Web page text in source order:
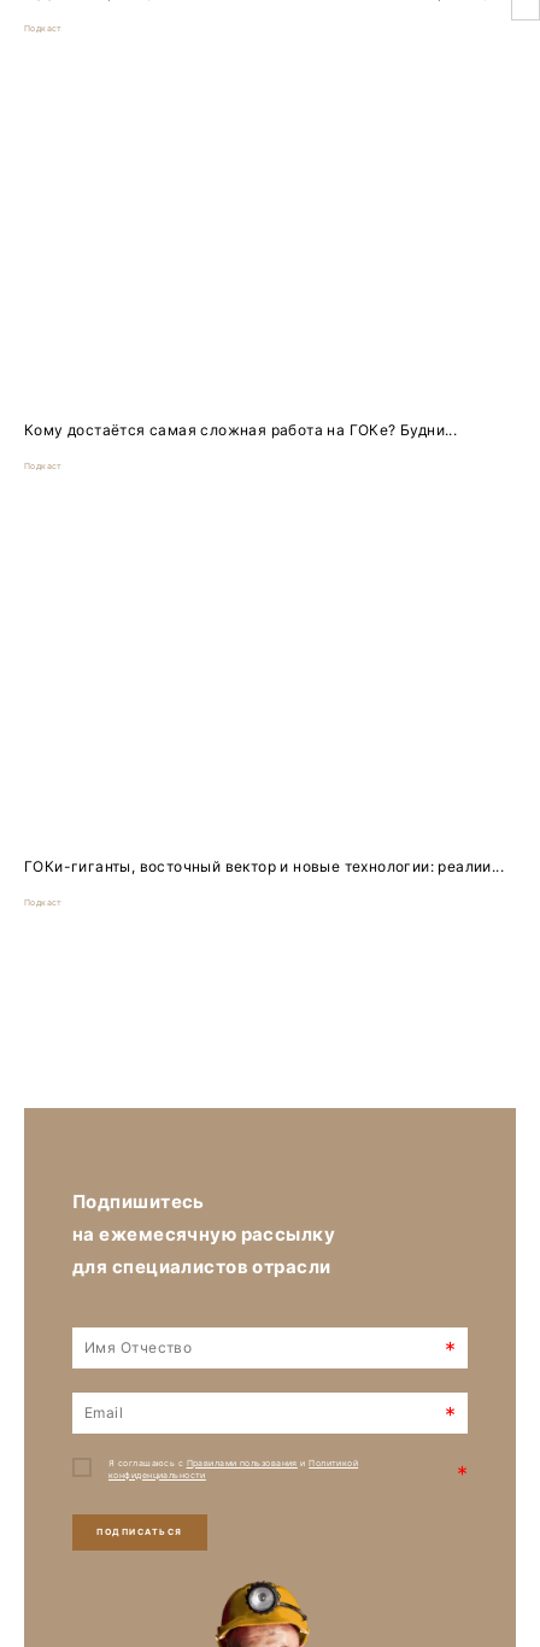
Подкаст
Кому достаётся самая сложная работа на ГОКе? Будни...
Подкаст
ГОКи-гиганты, восточный вектор и новые технологии: реалии...
Подкаст
Подпишитесь
на ежемесячную рассылку
для специалистов отрасли
*
*
Я соглашаюсь с Правилами пользования иПолитикой
конфиденциальности
*
ПОДПИСАТЬСЯ